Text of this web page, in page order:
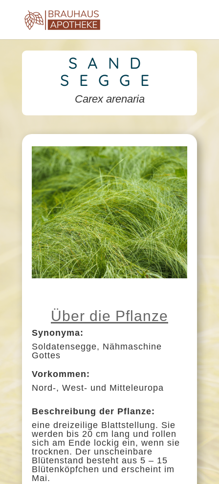
SAND
SEGGE
Carex arenaria
Über die Pflanze
Synonyma:
Soldatensegge, Nähmaschine
Gottes
Vorkommen:
Nord-, West- und Mitteleuropa
Beschreibung der Pflanze:
eine dreizeilige Blattstellung. Sie
werden bis 20 cm lang und rollen
sich am Ende lockig ein, wenn sie
trocknen. Der unscheinbare
Blütenstand besteht aus 5 – 15
Blütenköpfchen und erscheint im
Mai.